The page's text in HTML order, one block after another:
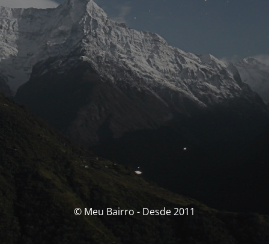
© Meu Bairro - Desde 2011